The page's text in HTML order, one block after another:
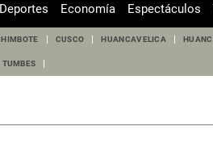
Deportes Economía Espectáculos
CUSCO HUANCAVELICA
TUMBES